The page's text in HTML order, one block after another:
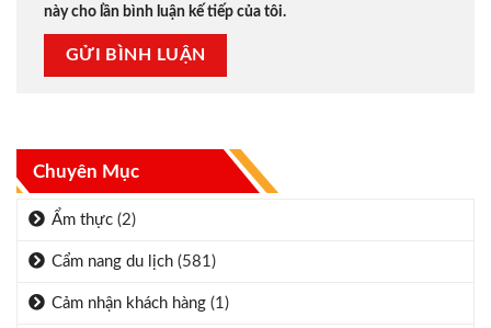
Chuyên Mục
Ẩm thực (2)
Cẩm nang du lịch (581)
Cảm nhận khách hàng (1)
này cho lần bình luận kế tiếp của tôi.